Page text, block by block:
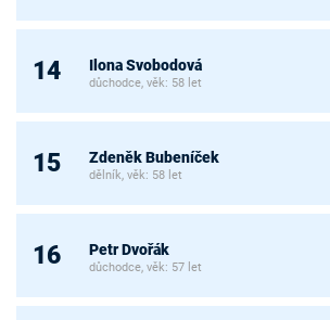
14 Ilona Svobodová
důchodce, věk: 58 let
15 Zdeněk Bubeníček
dělník, věk: 58 let
16 Petr Dvořák
důchodce, věk: 57 let